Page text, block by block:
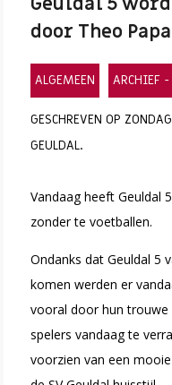
door Theo
ALGEMEEN ARCHIEF
GESCHREVEN OP
GEULDAL.
Vandaag heeft Geuldal
zonder te voetballen.
Ondanks dat Geuldal 5
komen werden er
vooral door hun trouwe
spelers vandaag te
voorzien van een